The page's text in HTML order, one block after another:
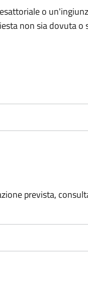
o
non sia dovuta o
prevista,